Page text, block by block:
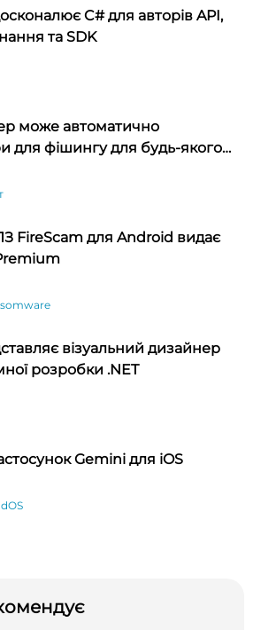
C# для авторів API,
та SDK
може автоматично
для фішингу для будь-якого
FireScam для Android видає
візуальний дизайнер
розробки .NET
Gemini для iOS